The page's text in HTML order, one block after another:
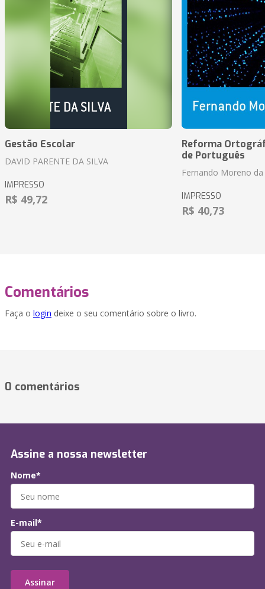
Gestão Escolar
DAVID PARENTE DA SILVA
IMPRESSO
R$ 49,72
Reforma
de Português
Fernando Moreno da
IMPRESSO
R$ 40,73
Comentários
Faça o login deixe o seu comentário sobre o livro.
0 comentários
Assine a nossa newsletter
Nome*
E-mail*
Assinar